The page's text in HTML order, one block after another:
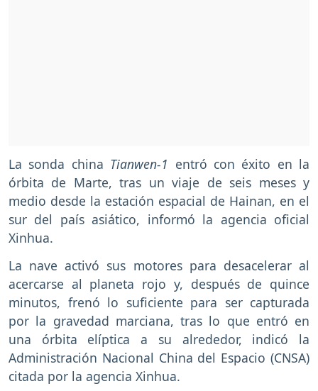
La sonda china Tianwen-1 entró con éxito en la
órbita de Marte, tras un viaje de seis meses y
medio desde la estación espacial de Hainan, en el
sur del país asiático, informó la agencia oficial
Xinhua.
La nave activó sus motores para desacelerar al
acercarse al planeta rojo y, después de quince
minutos, frenó lo suficiente para ser capturada
por la gravedad marciana, tras lo que entró en
una órbita elíptica a su alrededor, indicó la
Administración Nacional China del Espacio (CNSA)
citada por la agencia Xinhua.